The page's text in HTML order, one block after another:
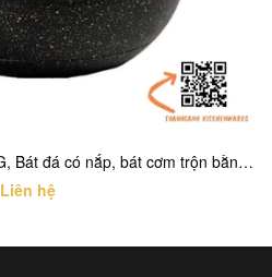
Bát đá đen có nắp SANCONG, Bát đá có nắp, bát cơm trộn bằng đá có nắp
Liên hệ